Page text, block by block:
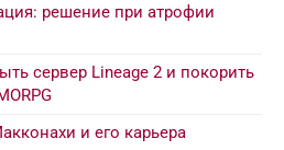
решение при атрофии
сервер Lineage 2 и покорить
и его карьера